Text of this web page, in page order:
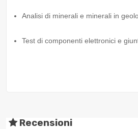
Analisi di minerali e minerali in
Test di componenti elettronici e
Recensioni